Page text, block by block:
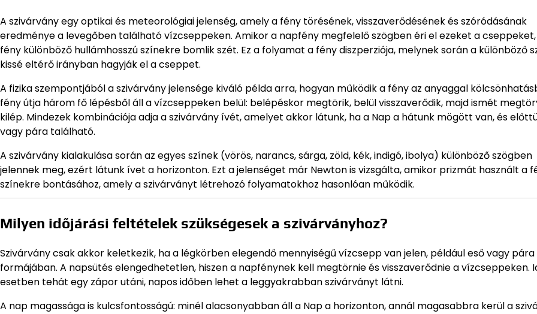
A szivárvány egy optikai és meteorológiai jelenség, amely a fény törésének, visszaverődésének és szóródásának
eredménye a levegőben található vízcseppeken. Amikor a napfény megfelelő szögben éri el ezeket a
fény különböző hullámhosszú színekre bomlik szét. Ez a folyamat a fény diszperziója, melynek során a különböző
kissé eltérő irányban hagyják el a cseppet.
A fizika szempontjából a szivárvány jelensége kiváló példa arra, hogyan működik a fény az anyaggal
fény útja három fő lépésből áll a vízcseppeken belül: belépéskor megtörik, belül visszaverődik, majd ismét
kilép. Mindezek kombinációja adja a szivárvány ívét, amelyet akkor látunk, ha a Nap a hátunk mögött van, és
vagy pára található.
A szivárvány kialakulása során az egyes színek (vörös, narancs, sárga, zöld, kék, indigó, ibolya) különböző szögben
jelennek meg, ezért látunk ívet a horizonton. Ezt a jelenséget már Newton is vizsgálta, amikor prizmát használt a
színekre bontásához, amely a szivárványt létrehozó folyamatokhoz hasonlóan működik.
Milyen időjárási feltételek szükségesek a szivárványhoz?
Szivárvány csak akkor keletkezik, ha a légkörben elegendő mennyiségű vízcsepp van jelen, például eső vagy pára
formájában. A napsütés elengedhetetlen, hiszen a napfénynek kell megtörnie és visszaverődnie a vízcseppeken.
esetben tehát egy zápor utáni, napos időben lehet a leggyakrabban szivárványt látni.
A nap magassága is kulcsfontosságú: minél alacsonyabban áll a Nap a horizonton, annál magasabbra kerül a